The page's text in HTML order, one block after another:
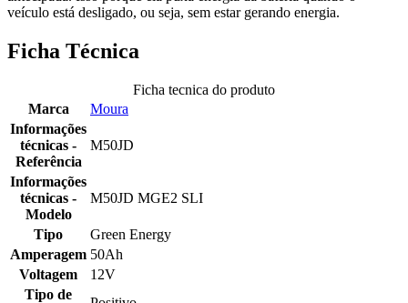
veículo está desligado, ou seja, sem estar gerando energia.
Ficha Técnica
Ficha tecnica do produto
Marca
Moura
Informações
técnicas -
Referência
M50JD
Informações
técnicas -
Modelo
M50JD MGE2 SLI
Tipo
Green Energy
Amperagem 50Ah
Voltagem
12V
Tipo de